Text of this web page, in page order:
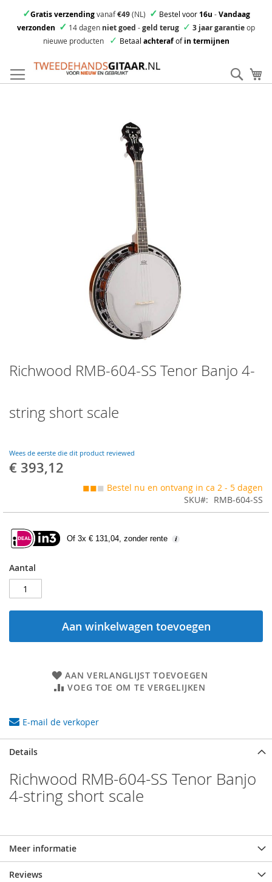
✓Gratis verzendingvanaf€49(NL) ✓ Bestel voor16u -Vandaag
verzonden ✓ 14 dagen niet goed -geld terug ✓ 3 jaar garantieop
nieuwe producten
✓ Betaal achterafofin termijnen
direct
door
Richwood RMB-604-SS Tenor Banjo 4-
string short scale
Wees de eerste die dit product reviewed
€ 393,12
◼◼◼ Bestel nu en ontvang in ca 2 - 5 dagen
SKU
RMB-604-SS
Of 3x € 131,04, zonder rente
Aantal
Aan winkelwagen toevoegen
AAN VERLANGLIJST TOEVOEGEN
VOEG TOE OM TE VERGELIJKEN
E-mail de verkoper
to
the
the
Details
Richwood RMB-604-SS Tenor Banjo
4-string short scale
Meer informatie
Reviews